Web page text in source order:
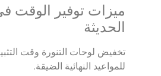
ميزات توفير الوقت
الحديثة
للمواعيد النهائية الضيقة.